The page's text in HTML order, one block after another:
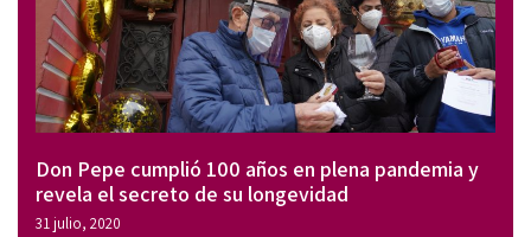
Don Pepe cumplió 100 años en plena pandemia y
revela el secreto de su longevidad
31 julio, 2020